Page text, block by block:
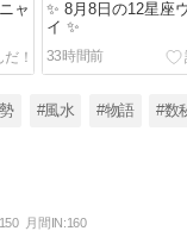
ャ
✨ 8月8日の12星座
イ ✨
33時間前
#風水 #物語 #数
150 月間IN:160